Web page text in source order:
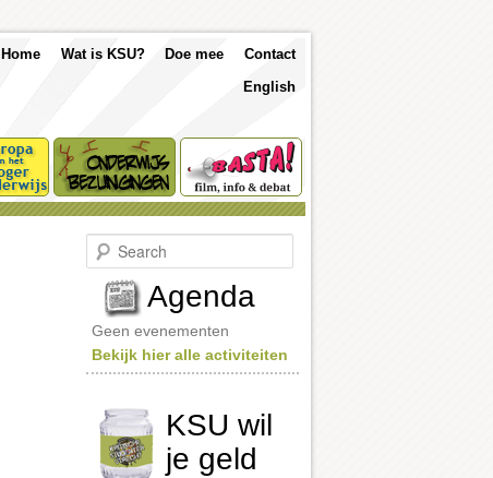
Skip
content
Skip
content
Contact
Doe mee
Wat is KSU?
Home
English
e
c
h
Agenda
Geen evenementen
Bekijk hier alle activiteiten
KSU wil
je geld